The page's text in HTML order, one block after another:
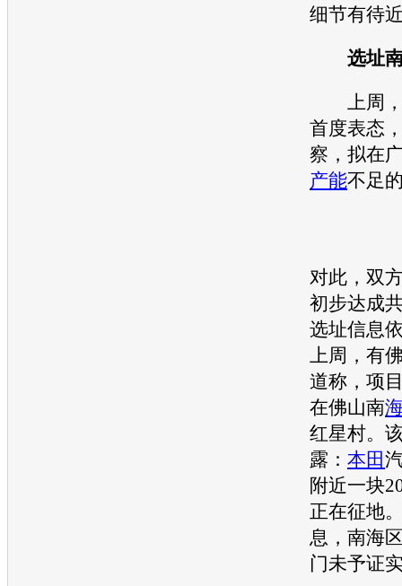
细节有待
选址
上周
首度表态
察，拟在
产能不足
对此，双
初步达成
选址信息
上周，有
道称，项
在佛山南
红星村。
露： 本田
附近一块
正在征地
息，南海
门未予证